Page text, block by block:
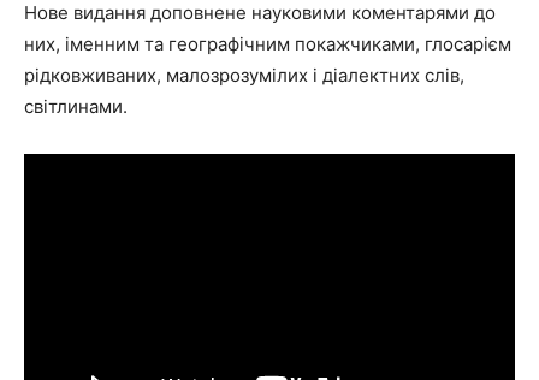
Нове видання доповнене науковими коментарями до
них, іменним та географічним покажчиками, глосарієм
рідковживаних, малозрозумілих і діалектних слів,
світлинами.